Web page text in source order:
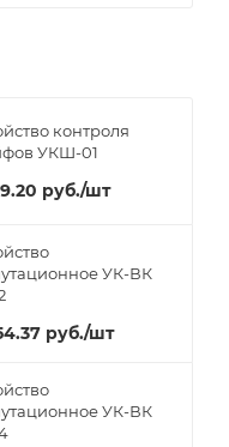
контроля
УКШ-01
руб./шт
УК-ВК
руб./шт
УК-ВК